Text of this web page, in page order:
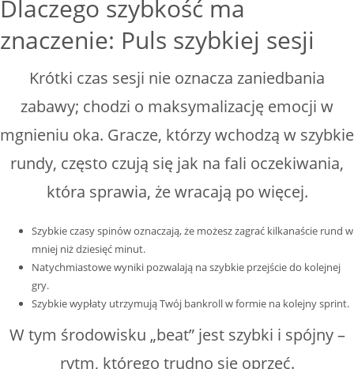
Dlaczego szybkość ma
znaczenie: Puls szybkiej sesji
Krótki czas sesji nie oznacza zaniedbania
zabawy; chodzi o maksymalizację emocji w
mgnieniu oka. Gracze, którzy wchodzą w szybkie
rundy, często czują się jak na fali oczekiwania,
która sprawia, że wracają po więcej.
Szybkie czasy spinów oznaczają, że możesz zagrać kilkanaście rund w
mniej niż dziesięć minut.
Natychmiastowe wyniki pozwalają na szybkie przejście do kolejnej
gry.
Szybkie wypłaty utrzymują Twój bankroll w formie na kolejny sprint.
W tym środowisku „beat” jest szybki i spójny –
rytm, którego trudno się oprzeć.